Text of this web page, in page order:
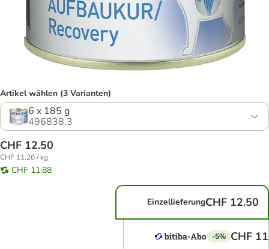
Artikel wählen (3 Varianten)
6 x 185 g
496838.3
CHF 12.50
CHF 11.26 / kg
CHF 11.88
EinzellieferungCHF 12.50
-5% CHF